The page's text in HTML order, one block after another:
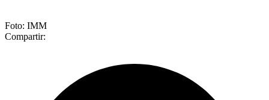
Foto: IMM
Compartir: